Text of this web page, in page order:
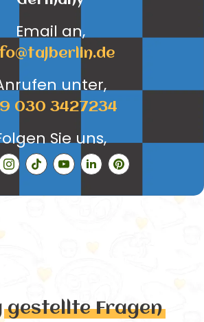
Email an,
unter,
030 3427234
Sie uns,
gestellte Fragen